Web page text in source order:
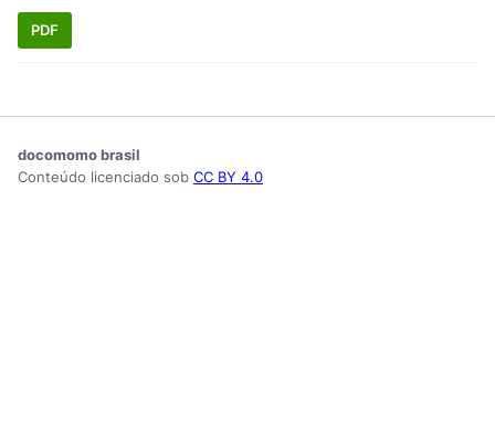
PDF
docomomo brasil
Conteúdo licenciado sob CC BY 4.0